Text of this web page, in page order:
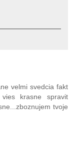
velmi svedcia fakt
krasne spravit
tvoje